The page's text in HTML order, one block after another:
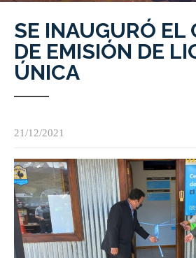
SE INAUGURÓ EL
DE EMISIÓN DE
ÚNICA
21/12/2021